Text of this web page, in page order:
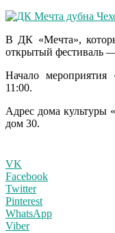
В ДК «Мечта»,
открытый фестиваль —
Начало мероприятия
11:00.
Адрес дома культуры
дом 30.
VK
Facebook
Twitter
Pinterest
WhatsApp
Viber